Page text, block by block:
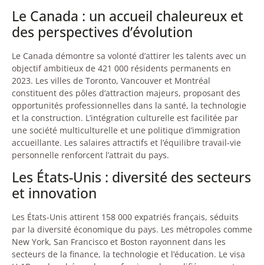
Le Canada : un accueil chaleureux et
des perspectives d’évolution
Le Canada démontre sa volonté d’attirer les talents avec un
objectif ambitieux de 421 000 résidents permanents en
2023. Les villes de Toronto, Vancouver et Montréal
constituent des pôles d’attraction majeurs, proposant des
opportunités professionnelles dans la santé, la technologie
et la construction. L’intégration culturelle est facilitée par
une société multiculturelle et une politique d’immigration
accueillante. Les salaires attractifs et l’équilibre travail-vie
personnelle renforcent l’attrait du pays.
Les États-Unis : diversité des secteurs
et innovation
Les États-Unis attirent 158 000 expatriés français, séduits
par la diversité économique du pays. Les métropoles comme
New York, San Francisco et Boston rayonnent dans les
secteurs de la finance, la technologie et l’éducation. Le visa